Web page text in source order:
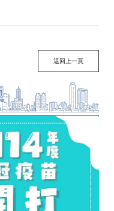
返回上一頁